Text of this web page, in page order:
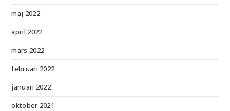
maj 2022
april 2022
mars 2022
februari 2022
januari 2022
oktober 2021